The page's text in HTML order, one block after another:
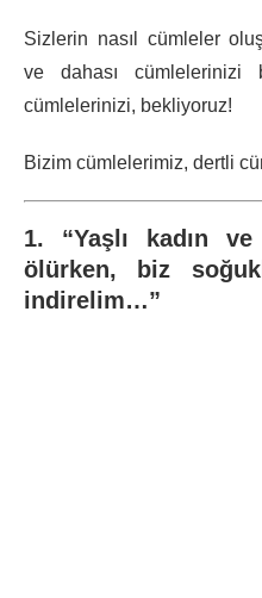
Sizlerin nasıl cümleler
ve dahası cümlelerinizi
cümlelerinizi, bekliyoruz!
Bizim cümlelerimiz, dertli
1. “Yaşlı kadın
ölürken, biz
indirelim…”